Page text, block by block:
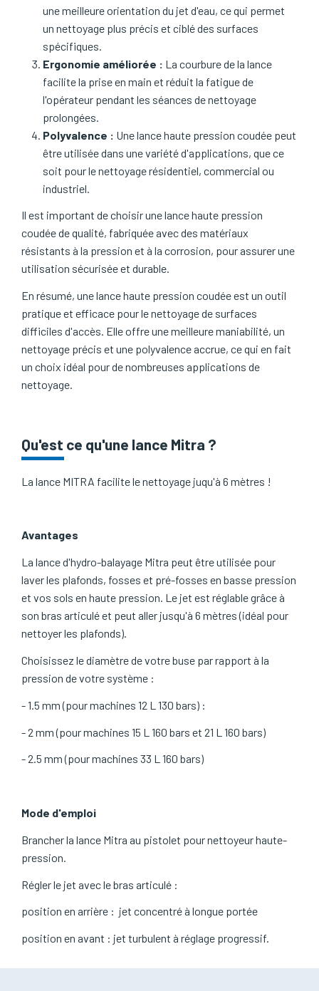
une meilleure orientation du jet d'eau, ce qui permet
un nettoyage plus précis et ciblé des surfaces
spécifiques.
Ergonomie améliorée : La courbure de la lance
facilite la prise en main et réduit la fatigue de
l'opérateur pendant les séances de nettoyage
prolongées.
Polyvalence : Une lance haute pression coudée peut
être utilisée dans une variété d'applications, que ce
soit pour le nettoyage résidentiel, commercial ou
industriel.
Il est important de choisir une lance haute pression
coudée de qualité, fabriquée avec des matériaux
résistants à la pression et à la corrosion, pour assurer une
utilisation sécurisée et durable.
En résumé, une lance haute pression coudée est un outil
pratique et efficace pour le nettoyage de surfaces
difficiles d'accès. Elle offre une meilleure maniabilité, un
nettoyage précis et une polyvalence accrue, ce qui en fait
un choix idéal pour de nombreuses applications de
nettoyage.
Qu'est ce qu'une lance Mitra ?
La lance MITRA facilite le nettoyage juqu'à 6 mètres !
Avantages
La lance d'hydro-balayage Mitra peut être utilisée pour
laver les plafonds, fosses et pré-fosses en basse pression
et vos sols en haute pression. Le jet est réglable grâce à
son bras articulé et peut aller jusqu'à 6 mètres (idéal pour
nettoyer les plafonds).
Choisissez le diamètre de votre buse par rapport à la
pression de votre système :
- 1.5 mm (pour machines 12 L 130 bars) :
- 2 mm (pour machines 15 L 160 bars et 21 L 160 bars)
- 2.5 mm (pour machines 33 L 160 bars)
Mode d'emploi
Brancher la lance Mitra au pistolet pour nettoyeur haute-
pression.
Régler le jet avec le bras articulé :
position en arrière : jet concentré à longue portée
position en avant : jet turbulent à réglage progressif.